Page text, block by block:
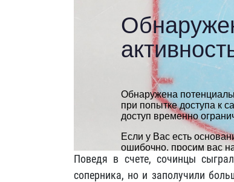
Поведя в счете, сочинцы
соперника, но и заполучили